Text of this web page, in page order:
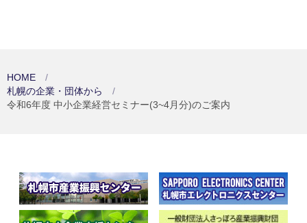
HOME
札幌の企業・団体から
令和6年度 中小企業経営セミナー(3~4月分)のご案内